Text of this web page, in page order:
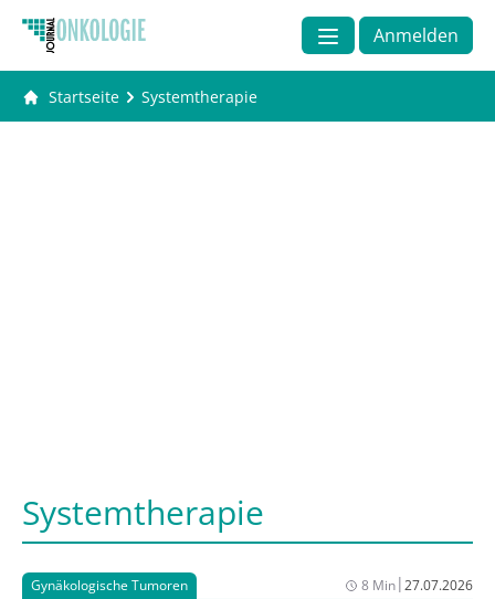
Anmelden
Startseite Systemtherapie
Systemtherapie
Gynäkologische Tumoren 8 Min|27.07.2026